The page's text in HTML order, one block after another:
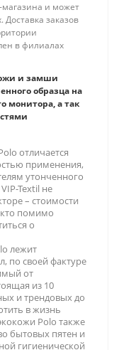
магазина и может
заказов
в филиалах
и замши
образца на
монитора, а так
отличается
применения,
утонченного
Textil не
– стоимости
кто помимо
о
лежит
по своей фактуре
от
из 10
и трендовых до
в жизнь
Polo также
бытовых пятен и
гигиенической